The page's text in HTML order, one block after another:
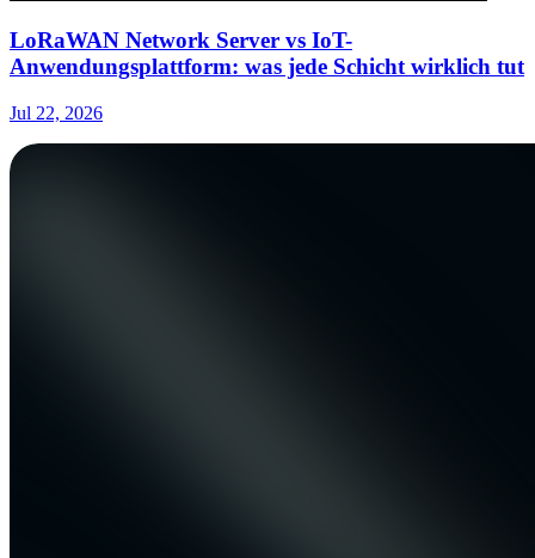
LoRaWAN Network Server vs IoT-
Anwendungsplattform: was jede Schicht wirklich tut
Jul 22, 2026